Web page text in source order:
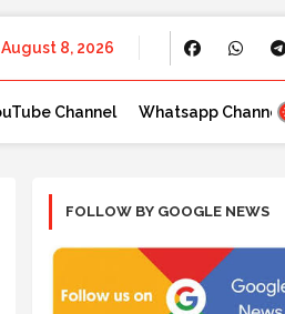
August 8, 2026
Channel Whatsapp Channel
FOLLOW BY GOOGLE NEWS